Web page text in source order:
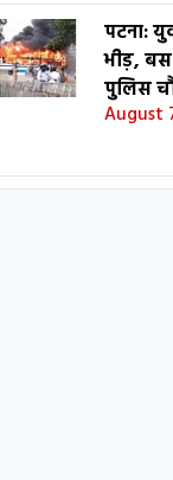
पटना:
भीड़,
पुलिस
August